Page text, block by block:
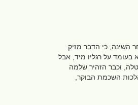
השינה, כי הדבר מזיק
על רגליו מיד, אבל
וכבר הזהיר שלמה
השכמת הבוקר,